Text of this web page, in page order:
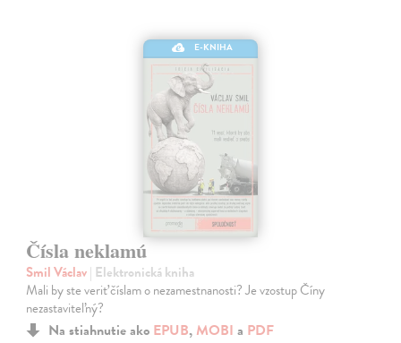
E-KNIHA
Čísla neklamú
Smil Václav| Elektronická kniha
Mali by ste veriť číslam o nezamestnanosti? Je vzostup Číny
nezastaviteľný?
Na stiahnutie ako EPUB, MOBI a PDF